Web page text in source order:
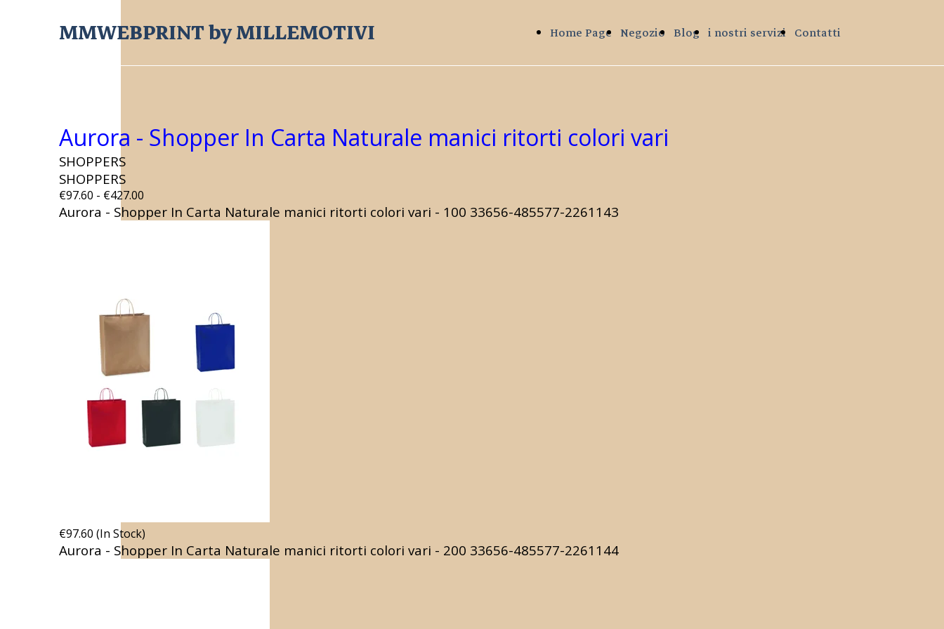
MMWEBPRINT by MILLEMOTIVI Home Page Negozio Blog i nostri servizi Contatti
Aurora - Shopper In Carta Naturale manici ritorti colori vari
SHOPPERS
SHOPPERS
€97.60 - €427.00
Aurora - Shopper In Carta Naturale manici ritorti colori vari - 100 33656-485577-2261143
€97.60 (In Stock)
Aurora - Shopper In Carta Naturale manici ritorti colori vari - 200 33656-485577-2261144